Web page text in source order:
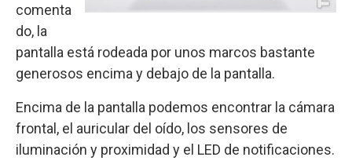
comenta
do, la
pantalla está rodeada por unos marcos bastante
generosos encima y debajo de la pantalla.
Encima de la pantalla podemos encontrar la cámara
frontal, el auricular del oído, los sensores de
iluminación y proximidad y el LED de notificaciones.